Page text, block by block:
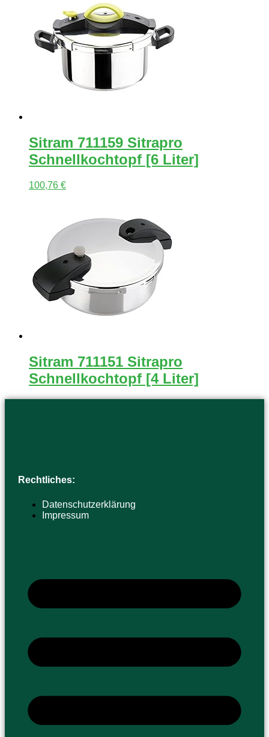
Sitram 711159 Sitrapro
Schnellkochtopf [6 Liter]
100,76 €
Sitram 711151 Sitrapro
Schnellkochtopf [4 Liter]
Rechtliches:
Datenschutzerklärung
Impressum